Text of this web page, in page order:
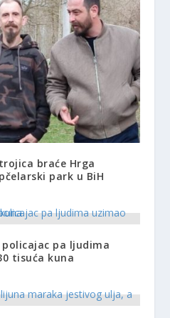
braće Hrga
park u BiH
pa ljudima
tisuća kuna